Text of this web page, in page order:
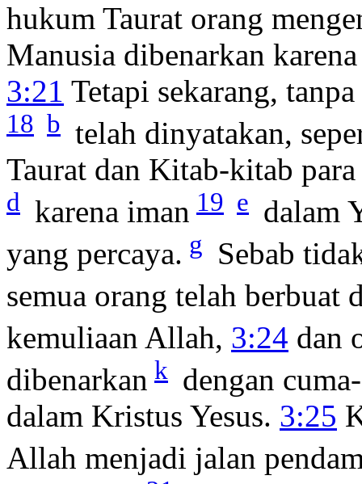
hukum Taurat orang
Manusia dibenarkan
3:21 Tetapi sekarang,
18 b telah dinyatakan,
Taurat dan Kitab-kitab
d karena iman 19 e dalam
yang percaya. g
Sebab
semua orang telah berbuat
kemuliaan Allah, 3:24 dan
dibenarkan k dengan
dalam Kristus Yesus. 3:25
Allah menjadi jalan